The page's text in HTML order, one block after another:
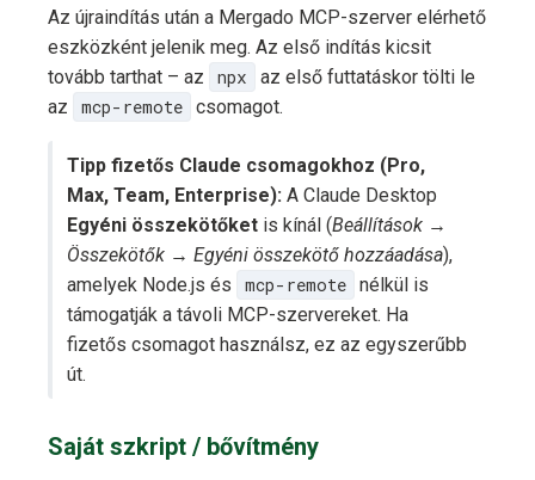
Az újraindítás után a Mergado MCP-szerver elérhető
eszközként jelenik meg. Az első indítás kicsit
tovább tarthat – az
npx
az első futtatáskor tölti le
az
mcp-remote csomagot.
Tipp fizetős Claude csomagokhoz (Pro,
Max, Team, Enterprise): A Claude Desktop
Egyéni összekötőket is kínál (Beállítások →
Összekötők → Egyéni összekötő hozzáadása),
amelyek Node.js és
mcp-remote nélkül is
támogatják a távoli MCP-szervereket. Ha
fizetős csomagot használsz, ez az egyszerűbb
út.
Saját szkript / bővítmény